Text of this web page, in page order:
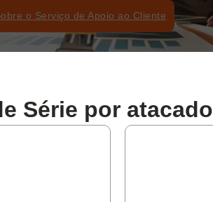
o Serviço de Apoio ao Cliente
Série por atacado